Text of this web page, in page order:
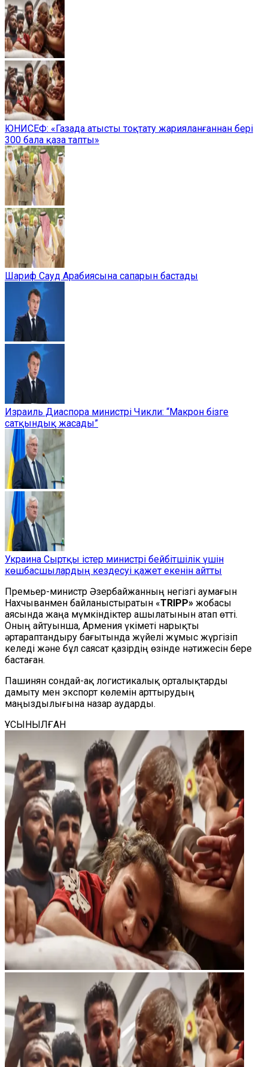
ЮНИСЕФ: «Газада атысты тоқтату жарияланғаннан бері
300 бала қаза тапты»
Шариф Сауд Арабиясына сапарын бастады
Израиль Диаспора министрі Чикли: “Макрон бізге
сатқындық жасады”
Украина Сыртқы істер министрі бейбітшілік үшін
көшбасшылардың кездесуі қажет екенін айтты
Премьер-министр Әзербайжанның негізгі аумағын
Нахчыванмен байланыстыратын «TRIPP» жобасы
аясында жаңа мүмкіндіктер ашылатынын атап өтті.
Оның айтуынша, Армения үкіметі нарықты
әртараптандыру бағытында жүйелі жұмыс жүргізіп
келеді және бұл саясат қазірдің өзінде нәтижесін бере
бастаған.
Пашинян сондай-ақ логистикалық орталықтарды
дамыту мен экспорт көлемін арттырудың
маңыздылығына назар аударды.
ҰСЫНЫЛҒАН